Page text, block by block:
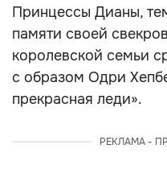
Принцессы Дианы,
памяти своей
королевской семьи
с образом Одри
прекрасная леди».
РЕКЛАМА -